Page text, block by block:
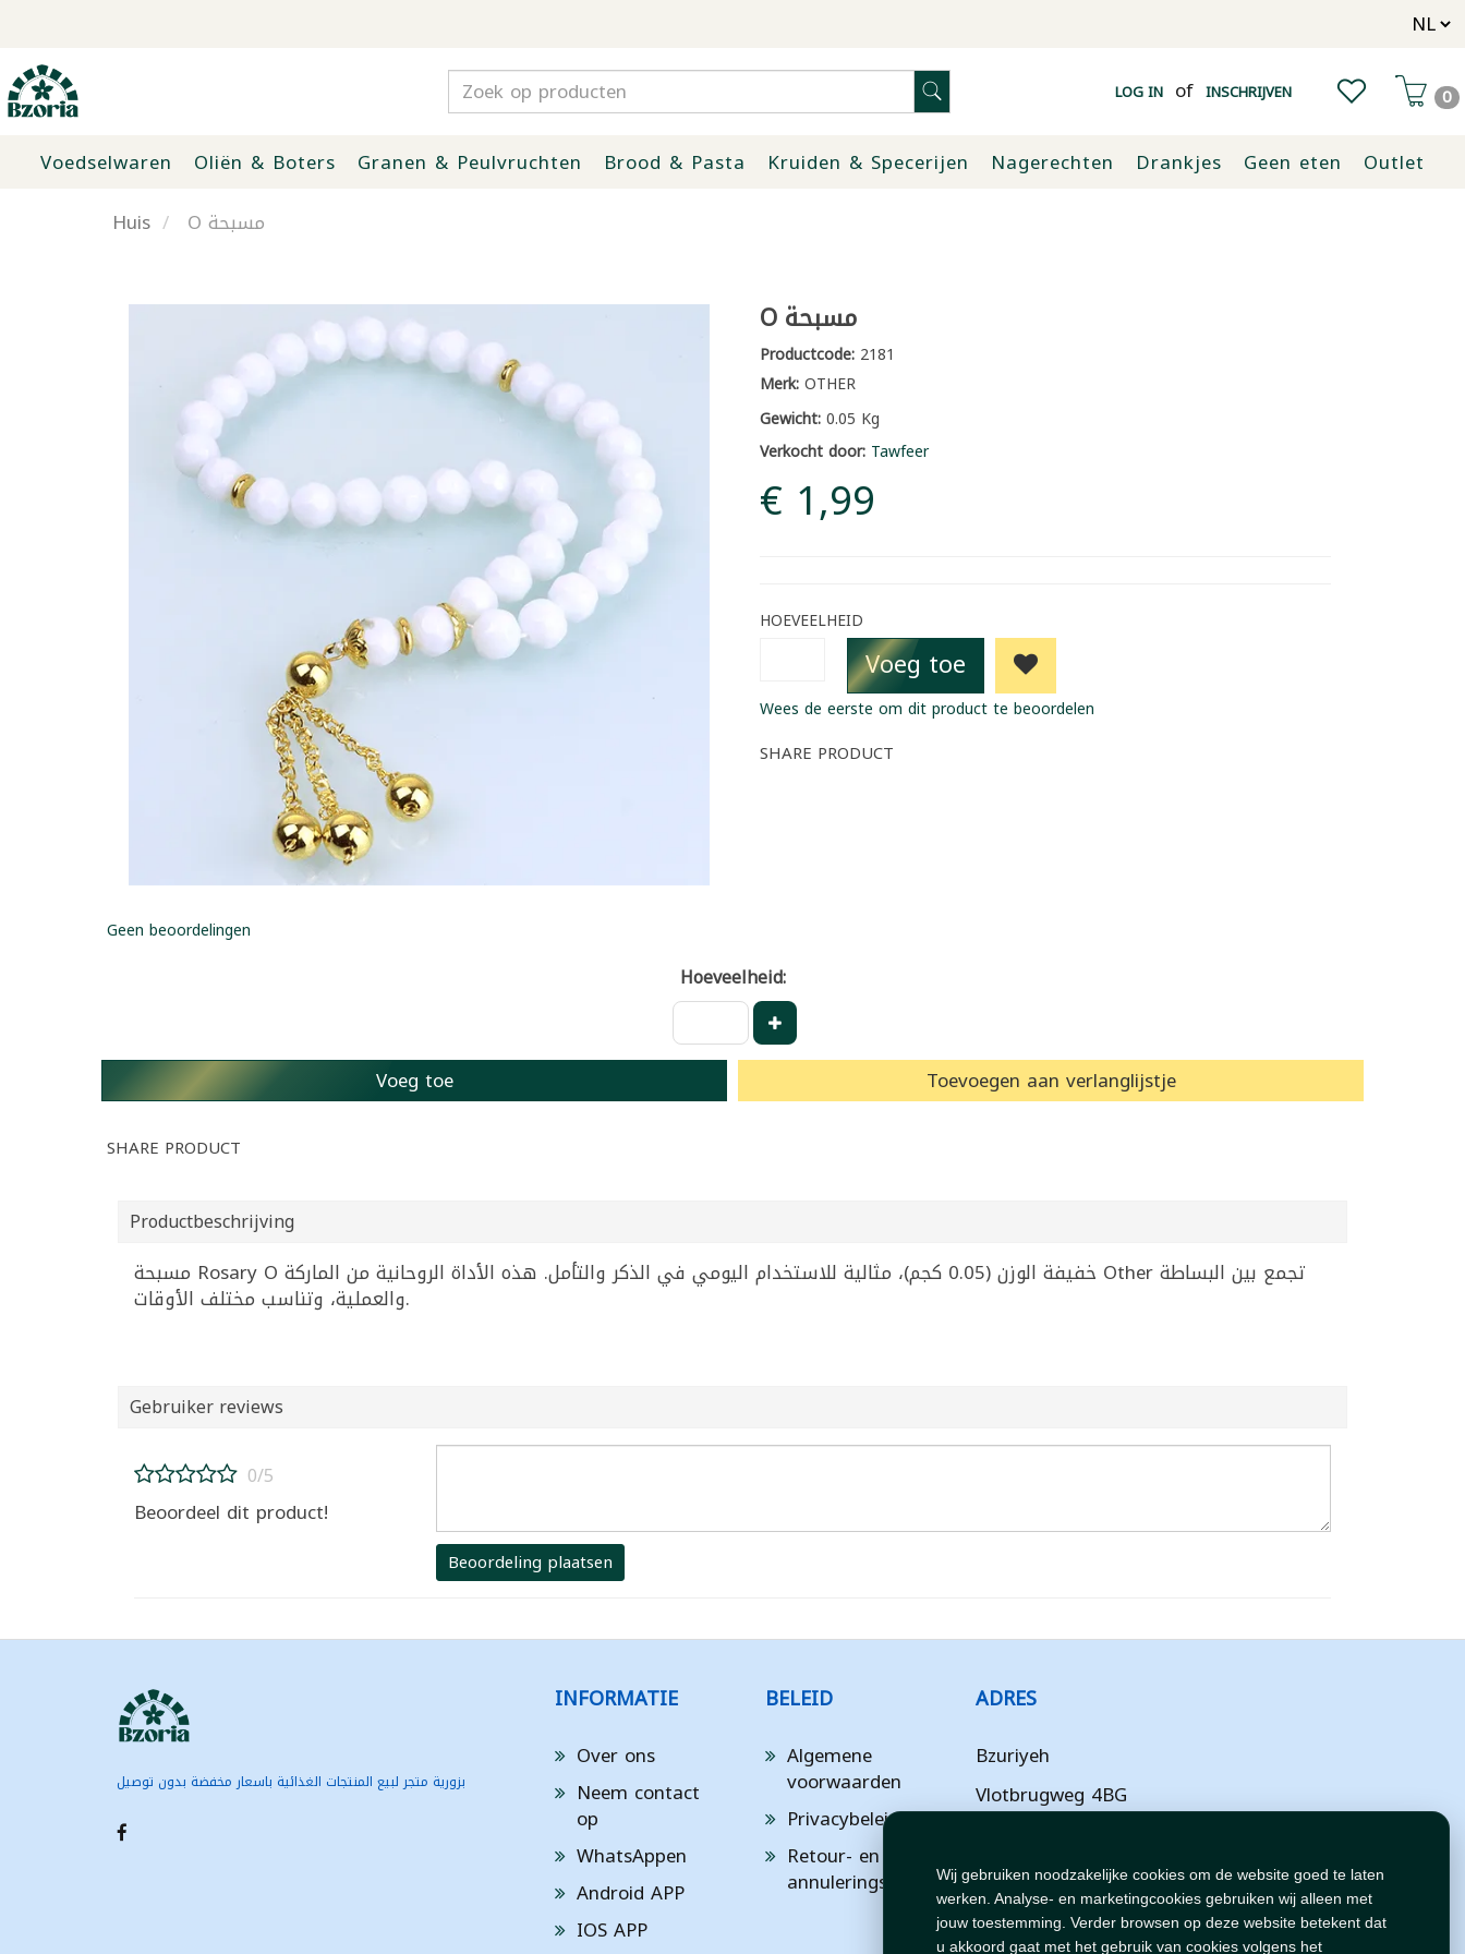
Wij gebruiken noodzakelijke cookies om de website goed te laten
werken. Analyse- en marketingcookies gebruiken wij alleen met
jouw toestemming. Verder browsen op deze website betekent dat
u akkoord gaat met het gebruik van cookies volgens het
LOG IN of INSCHRIJVEN 0
Voedselwaren Oliën & Boters Granen & Peulvruchten Brood & Pasta Kruiden & Specerijen Nagerechten Drankjes Geen eten
Outlet
Huis
O مسبحة
O مسبحة
Productcode: 2181
Merk:OTHER
Gewicht:0.05 Kg
Verkocht door: Tawfeer
€ 1,99
HOEVEELHEID
Voeg toe
Wees de eerste om dit product te beoordelen
SHARE PRODUCT
Geen beoordelingen
Hoeveelheid:
Voeg toe Toevoegen aan verlanglijstje
SHARE PRODUCT
Productbeschrijving
مسبحة Rosary O خفيفة الوزن (0.05 كجم)، مثالية للاستخدام اليومي في الذكر والتأمل. هذه الأداة الروحانية من الماركة Other تجمع بين البساطة
والعملية، وتناسب مختلف الأوقات.
Gebruiker reviews
0/5
Beoordeel dit product!
Beoordeling plaatsen
بزورية متجر لبيع المنتجات الغذائية باسعار مخفضة بدون توصيل
INFORMATIE
Over ons
Neem contact
op
WhatsAppen
Android APP
IOS APP
BELEID
Algemene
voorwaarden
Privacybeleid
Retour- en
annuleringsbeleid
ADRES
Bzuriyeh
Vlotbrugweg 4BG
Flevoland
NL